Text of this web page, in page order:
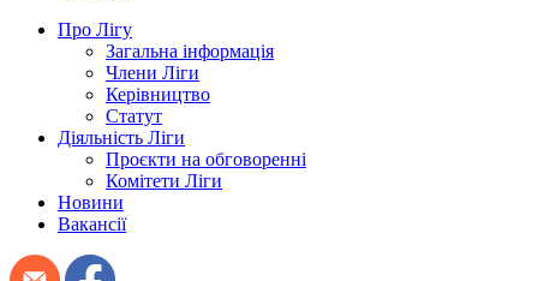
Про Лігу
Загальна інформація
Члени Ліги
Керівництво
Статут
Діяльність Ліги
Проєкти на обговоренні
Комітети Ліги
Новини
Вакансії